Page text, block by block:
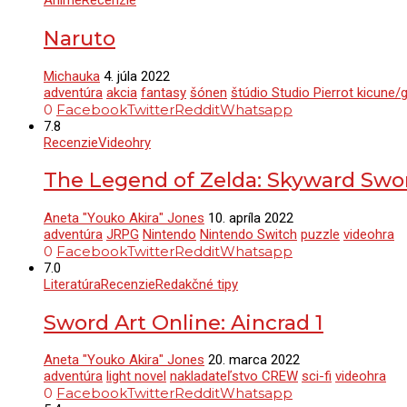
Naruto
Michauka 4. júla 2022
adventúra akcia fantasy šónen štúdio Studio Pierrot kicune/
0 FacebookTwitterRedditWhatsapp
7.8
RecenzieVideohry
The Legend of Zelda: Skyward
Aneta "Youko Akira" Jones 10. apríla 2022
adventúra JRPG Nintendo Nintendo Switch puzzle videohra
0 FacebookTwitterRedditWhatsapp
7.0
LiteratúraRecenzieRedakčné tipy
Sword Art Online: Aincrad 1
Aneta "Youko Akira" Jones 20. marca 2022
adventúra light novel nakladateľstvo CREW sci-fi videohra
0 FacebookTwitterRedditWhatsapp